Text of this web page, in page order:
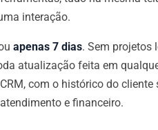
interação.
apenas 7 dias. Sem projetos
atualização feita em
com o histórico do cliente
e financeiro.